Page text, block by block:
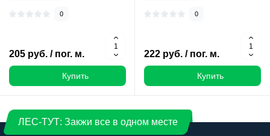
0
205 руб. / пог. м.
Купить
0
222 руб. / пог. м.
Купить
ЛЕС-ТУТ: Закжи все в одном месте